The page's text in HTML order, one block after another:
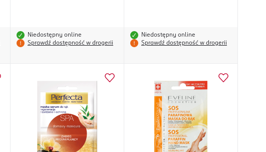
Niedostępny online
Sprawdź dostępność w drogerii
Niedostępny online
Sprawdź dostępność w drogerii